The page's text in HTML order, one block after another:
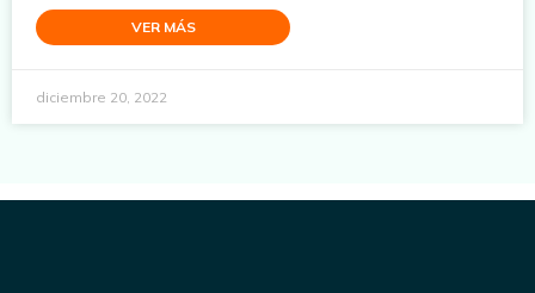
VER MÁS
diciembre 20, 2022